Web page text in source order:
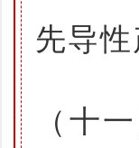
先导性
（十